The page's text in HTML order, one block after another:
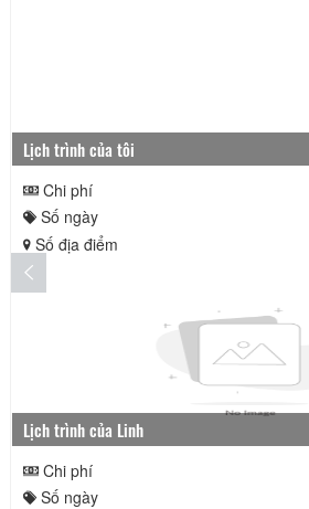
Lịch trình của tôi
Chi phí
Số ngày
Số địa điểm
Lịch trình của Linh
Chi phí
Số ngày